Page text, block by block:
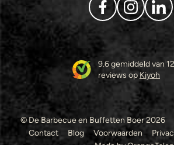
9.6 gemiddeld van
reviews opKiyoh
© De Barbecue en Buffetten Boer 2026
Contact
Blog Voorwaarden